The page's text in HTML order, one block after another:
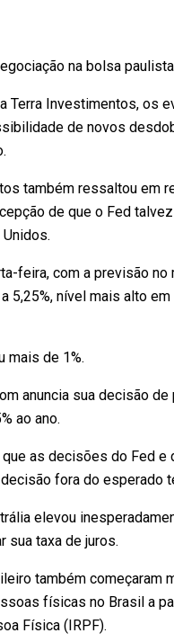
na bolsa
Terra Investimentos, os
de novos
também ressaltou em
de que o Fed
feira, com a previsão
5,25%, nível mais alto
mais de 1%.
anuncia sua decisão
ao ano.
que as decisões do Fed
fora do esperado
elevou
sua taxa de juros.
também começaram
físicas no Brasil a
Física (IRPF).